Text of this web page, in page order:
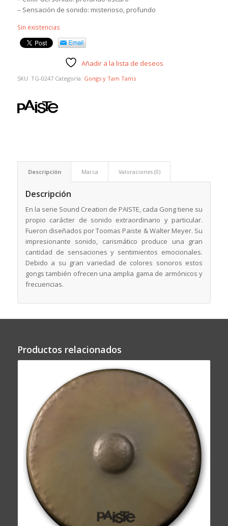
– Sensación de sonido: misterioso, profundo
Sin existencias
Añadir a la lista de deseos
SKU: TG-0247 Categoría: Gongs y Tam Tams
Descripción Marca Valoraciones (0)
Descripción
En la serie Sound Creation de PAISTE, cada Gong tiene su
propio carácter de sonido extraordinario y particular.
Fueron diseñados por Toomas Paiste & Walter Meyer. Su
impresionante sonido, carismático produce una gran
cantidad de sensaciones y sentimientos emocionales.
Debido a su gran variedad de colores sonoros estos
gongs también ofrecen una amplia gama de armónicos y
frecuencias.
Productos relacionados